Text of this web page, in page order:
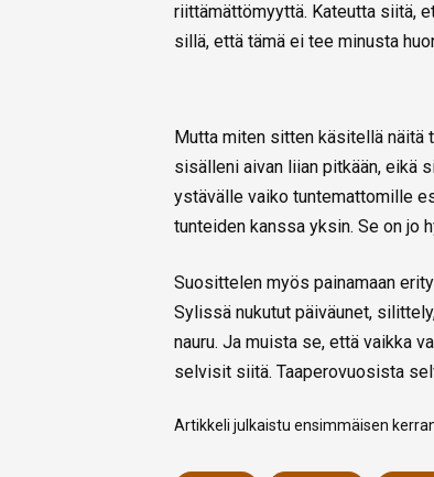
riittämättömyyttä. Kateutta siitä,
sillä, että tämä ei tee minusta
Mutta miten sitten käsitellä näitä
sisälleni aivan liian pitkään, eikä
ystävälle vaiko tuntemattomille
tunteiden kanssa yksin. Se on jo
Suosittelen myös painamaan
Sylissä nukutut päiväunet,
nauru. Ja muista se, että vaikka
selvisit siitä. Taaperovuosista
Artikkeli julkaistu ensimmäisen